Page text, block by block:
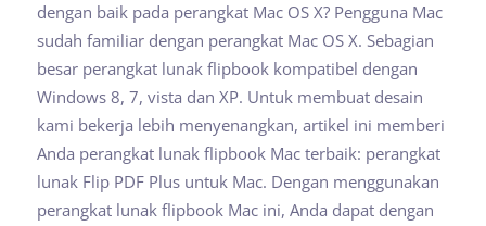
dengan baik pada perangkat Mac OS X? Pengguna Mac
sudah familiar dengan perangkat Mac OS X. Sebagian
besar perangkat lunak flipbook kompatibel dengan
Windows 8, 7, vista dan XP. Untuk membuat desain
kami bekerja lebih menyenangkan, artikel ini memberi
Anda perangkat lunak flipbook Mac terbaik: perangkat
lunak Flip PDF Plus untuk Mac. Dengan menggunakan
perangkat lunak flipbook Mac ini, Anda dapat dengan